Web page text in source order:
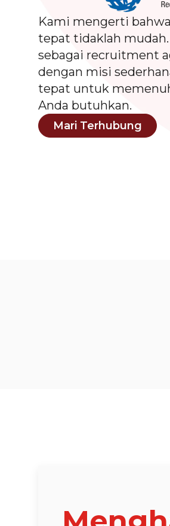
Kami mengerti
tepat tidaklah
sebagai recruitment
dengan misi
tepat untuk
Anda butuhkan.
Mari Terhubung